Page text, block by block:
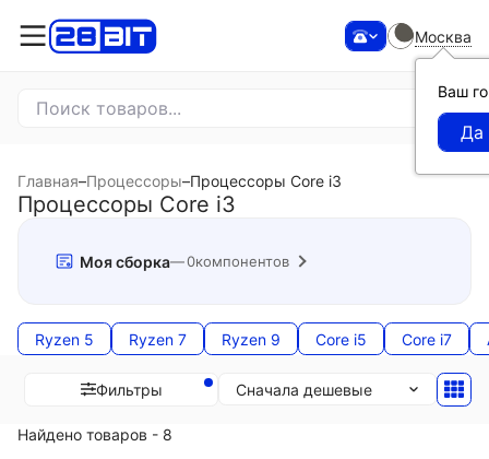
Москва
Ваш
Главная–Процессоры–Процессоры Core i3
Процессоры Core i3
Моя сборка 0компонентов
Ryzen 5 Ryzen 7 Ryzen 9 Core i5 Core i7
Сначала дешевые
Фильтры
Найдено товаров - 8